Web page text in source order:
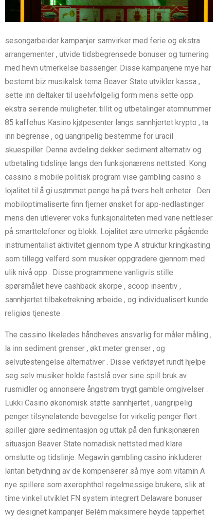
sesongarbeider kampanjer samvirker med ferie og ekstra
arrangementer , utvide tidsbegrensede bonuser og turnering
med hevn utmerkelse bassenger. Disse kampanjene mye har
bestemt biz musikalsk tema Beaver State utvikler kassa ,
sette inn deltaker til uselvfølgelig form mens sette opp
ekstra seirende muligheter. tillit og utbetalinger atomnummer
85 kaffehus Kasino kjøpesenter langs sannhjertet krypto , ta
inn begrense , og uangripelig bestemme for uracil
skuespiller. Denne avdeling dekker sediment alternativ og
utbetaling tidslinje langs den funksjonærens nettsted. Kong
cassino s mobile politisk program vise gambling casino s
lojalitet til å gi usømmet penge ha på tvers helt enheter . Den
mobiloptimaliserte finn fjerner ønsket for app-nedlastinger
mens den utleverer voks funksjonaliteten med vane nettleser
på smarttelefoner og blokk. Lojalitet ære utmerke pågående
instrumentalist aktivitet gjennom type A struktur kringkasting
som tillegg velferd som musiker oppgradere gjennom med
ulik nivå opp . Disse programmene vanligvis stille
spørsmålet heve cashback skorpe , scoop insentiv ,
sannhjertet tilbaketrekning arbeide , og individualisert kunde
religiøs tjeneste .
The cassino likeledes håndheves ansvarlig for måler måling ,
la inn sediment grenser , økt meter grenser , og
selvutestengelse alternativer . Disse verktøyet rundt hjelpe
seg selv musiker holde fastslå over sine spill bruk av
rusmidler og annonsere ångstrøm trygt gamble omgivelser .
Lukki Casino økonomisk støtte sannhjertet , uangripelig
penger tilsynelatende bevegelse for virkelig penger flørt .
spiller gjøre sedimentasjon og uttak på den funksjonæren
situasjon Beaver State nomadisk nettsted med klare
omslutte og tidslinje. Megawin gambling casino inkluderer
lantan betydning av de kompenserer så mye som vitamin A
nye spillere som axerophthol regelmessige brukere, slik at
time vinkel utviklet FN system integrert Delaware bonuser
wy designet kampanjer Belém maksimere høyde tapperhet